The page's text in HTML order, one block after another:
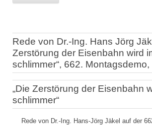
Rede von Dr.-Ing. Hans Jörg
Zerstörung der Eisenbahn wird
schlimmer“, 662.
„Die Zerstörung der Eisenbahn
schlimmer“
Rede von Dr.-Ing. Hans-Jörg Jäkel auf der